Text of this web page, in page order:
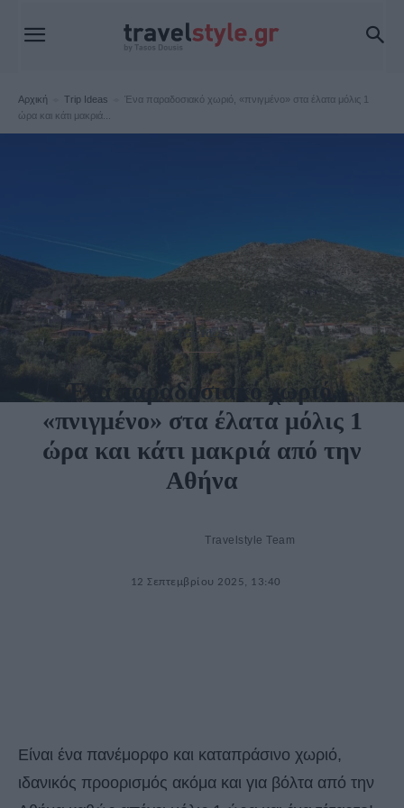
Αρχική Trip Ideas
Ένα παραδοσιακό χωριό, «πνιγμένο» στα έλατα μόλις 1
ώρα και κάτι μακριά...
Trip Ideas
Ένα παραδοσιακό χωριό,
«πνιγμένο» στα έλατα μόλις 1
ώρα και κάτι μακριά από την
Αθήνα
Travelstyle Team
12 Σεπτεμβρίου 2025, 13:40
Είναι ένα πανέμορφο και καταπράσινο χωριό,
ιδανικός προορισμός ακόμα και για βόλτα από την